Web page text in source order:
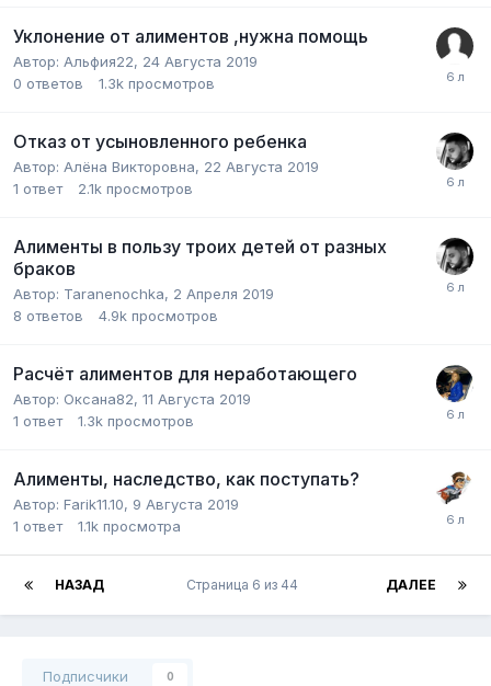
Уклонение от алиментов ,нужна помощь
Автор: Альфия22, 24 Августа 2019
0 ответов 1.3k просмотров
Отказ от усыновленного ребенка
Автор: Алёна Викторовна, 22 Августа 2019
1 ответ 2.1k просмотров
Алименты в пользу троих детей от разных
браков
Автор: Taranenochka, 2 Апреля 2019
8 ответов 4.9k просмотров
Расчёт алиментов для неработающего
Автор: Оксана82, 11 Августа 2019
1 ответ 1.3k просмотров
Алименты, наследство, как поступать?
Автор: Farik11.10, 9 Августа 2019
1 ответ 1.1k просмотра
НАЗАД ДАЛЕЕ
Страница 6 из 44
Подписчики 0